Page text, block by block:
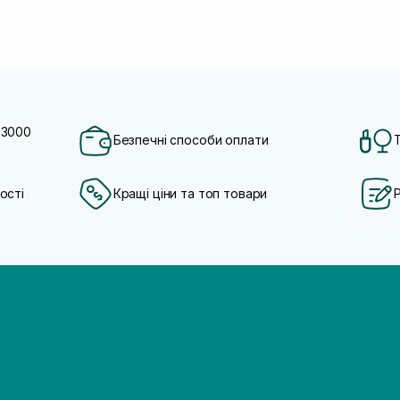
Безпечні способи оплати
Кращі ціни та топ товари